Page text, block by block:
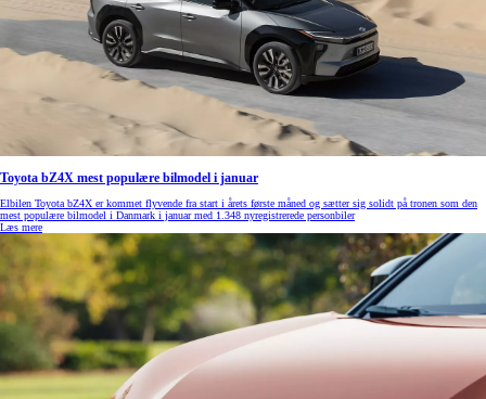
Toyota bZ4X mest populære bilmodel i januar
Elbilen Toyota bZ4X er kommet flyvende fra start i årets første måned og sætter sig solidt på tronen som den
mest populære bilmodel i Danmark i januar med 1.348 nyregistrerede personbiler
Læs mere